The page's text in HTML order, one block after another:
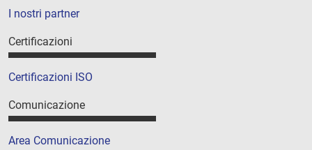
I nostri partner
Certificazioni
Certificazioni ISO
Comunicazione
Area Comunicazione